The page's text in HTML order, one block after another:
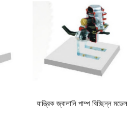
যান্ত্রিক জ্বালানি পাম্প বিচ্ছিন্ন মডেল